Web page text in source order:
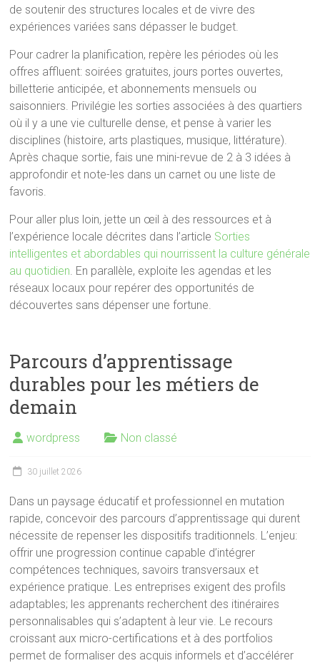
de soutenir des structures locales et de vivre des
expériences variées sans dépasser le budget.
Pour cadrer la planification, repère les périodes où les
offres affluent: soirées gratuites, jours portes ouvertes,
billetterie anticipée, et abonnements mensuels ou
saisonniers. Privilégie les sorties associées à des quartiers
où il y a une vie culturelle dense, et pense à varier les
disciplines (histoire, arts plastiques, musique, littérature).
Après chaque sortie, fais une mini-revue de 2 à 3 idées à
approfondir et note-les dans un carnet ou une liste de
favoris.
Pour aller plus loin, jette un œil à des ressources et à
l’expérience locale décrites dans l’article Sorties
intelligentes et abordables qui nourrissent la culture générale
au quotidien. En parallèle, exploite les agendas et les
réseaux locaux pour repérer des opportunités de
découvertes sans dépenser une fortune.
Parcours d’apprentissage
durables pour les métiers de
demain
wordpress Non classé
30 juillet 2026
Dans un paysage éducatif et professionnel en mutation
rapide, concevoir des parcours d’apprentissage qui durent
nécessite de repenser les dispositifs traditionnels. L’enjeu:
offrir une progression continue capable d’intégrer
compétences techniques, savoirs transversaux et
expérience pratique. Les entreprises exigent des profils
adaptables; les apprenants recherchent des itinéraires
personnalisables qui s’adaptent à leur vie. Le recours
croissant aux micro-certifications et à des portfolios
permet de formaliser des acquis informels et d’accélérer